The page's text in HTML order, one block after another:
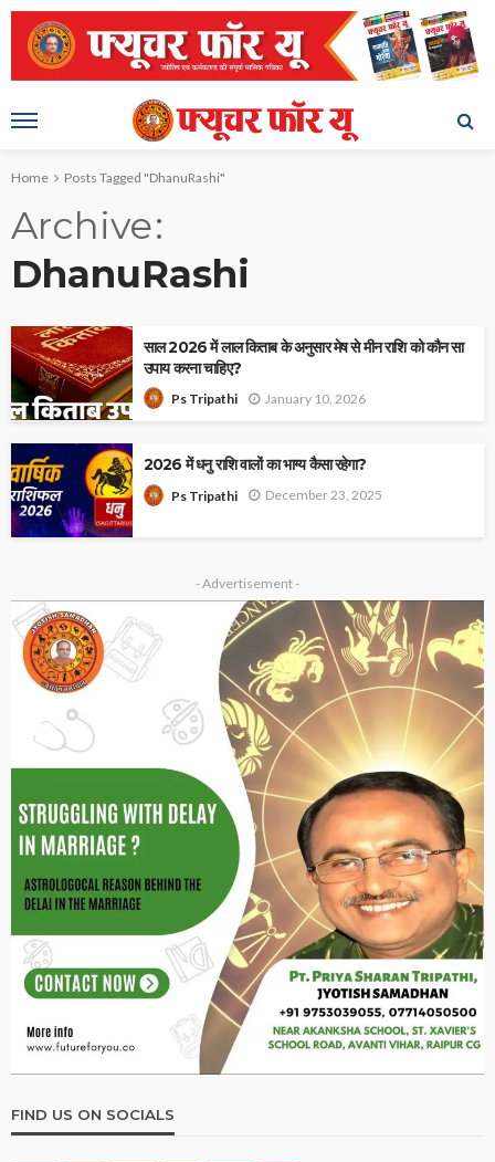
Home Posts Tagged "DhanuRashi"
Archive
DhanuRashi
साल 2026 में लाल किताब के अनुसार मेष से मीन राशि को कौन सा
उपाय करना चाहिए?
Ps Tripathi January 10, 2026
2026 में धनु राशि वालों का भाग्य कैसा रहेगा?
Ps Tripathi December 23, 2025
- Advertisement -
FIND US ON SOCIALS